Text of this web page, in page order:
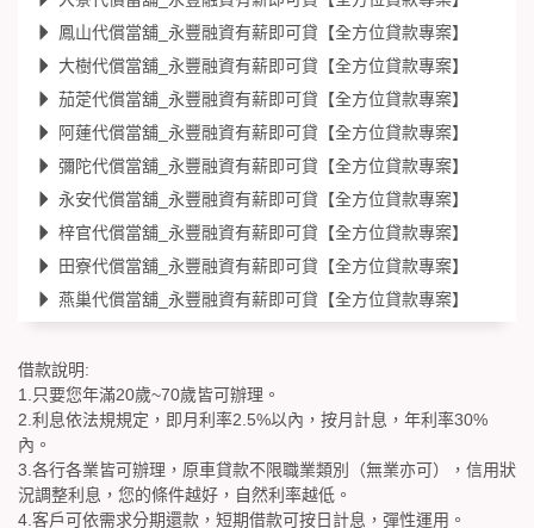
鳳山代償當舖_永豐融資有薪即可貸【全方位貸款專案】
大樹代償當舖_永豐融資有薪即可貸【全方位貸款專案】
茄萣代償當舖_永豐融資有薪即可貸【全方位貸款專案】
阿蓮代償當舖_永豐融資有薪即可貸【全方位貸款專案】
彌陀代償當舖_永豐融資有薪即可貸【全方位貸款專案】
永安代償當舖_永豐融資有薪即可貸【全方位貸款專案】
梓官代償當舖_永豐融資有薪即可貸【全方位貸款專案】
田寮代償當舖_永豐融資有薪即可貸【全方位貸款專案】
燕巢代償當舖_永豐融資有薪即可貸【全方位貸款專案】
借款說明:
1.只要您年滿20歲~70歲皆可辦理。
2.利息依法規規定，即月利率2.5%以內，按月計息，年利率30%
內。
3.各行各業皆可辦理，原車貸款不限職業類別（無業亦可），信用狀
況調整利息，您的條件越好，自然利率越低。
4.客戶可依需求分期還款，短期借款可按日計息，彈性運用。